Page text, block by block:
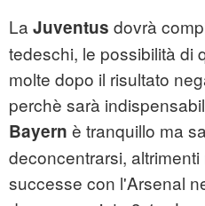
La Juventus dovrà
tedeschi, le possibilità di
molte dopo il risultato
perchè sarà
Bayern è tranquillo ma
deconcentrarsi,
successe con l'Arsenal